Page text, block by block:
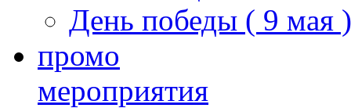
День победы ( 9 мая )
промо
мероприятия